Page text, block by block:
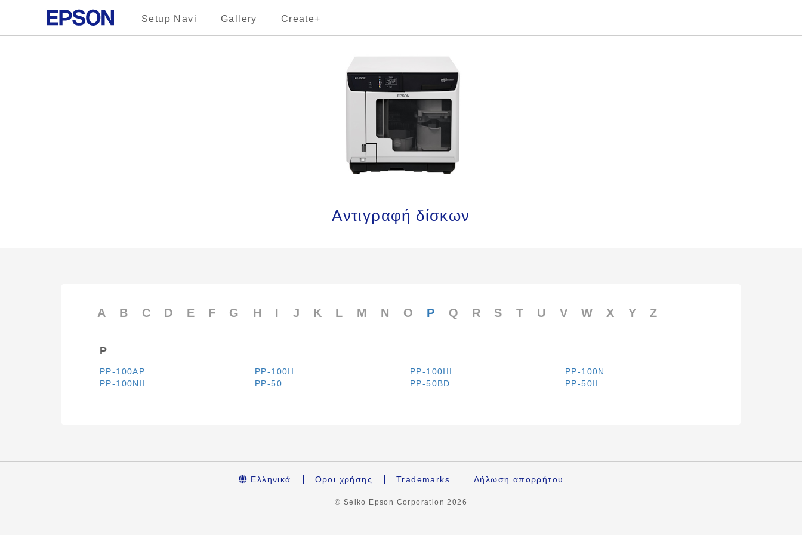
Setup Navi Gallery Create+
Αντιγραφή δίσκων
A B C D E F G H I J K L M N O P Q R S T U V W X Y Z
P
PP-100AP PP-100II PP-100III
PP-100N
PP-100NII
PP-50 PP-50BD PP-50II
Ελληνικά Οροι χρήσης Trademarks Δήλωση απορρήτου
© Seiko Epson Corporation 2026